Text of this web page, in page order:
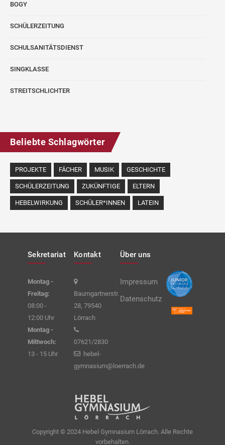
BOGY
SCHÜLERZEITUNG
SCHULSANITÄTSDIENST
SINGKLASSE
STREITSCHLICHTER
Beliebte Schlagwörter
PROJEKTE FÄCHER MUSIK GESCHICHTE
SCHÜLERZEITUNG ZUKÜNFTIGE ELTERN
HEBELWIRKUNG SCHÜLER*INNEN LATEIN
Sekretariat
Montag -
Freitag:
08:00 -
12:00 Uhr
Montag -
Mittwoch:
13 - 15 Uhr
Kontakt
Baumgartnerstr.
28, 79540
Lörrach
07621/2830
hebel-
gymnasium@loerrach.de
Über uns
Impressum
Datenschutz
Copyright © 2024 Hebel Gymnasium Lörrach. Alle Rechte
vorbehalten.